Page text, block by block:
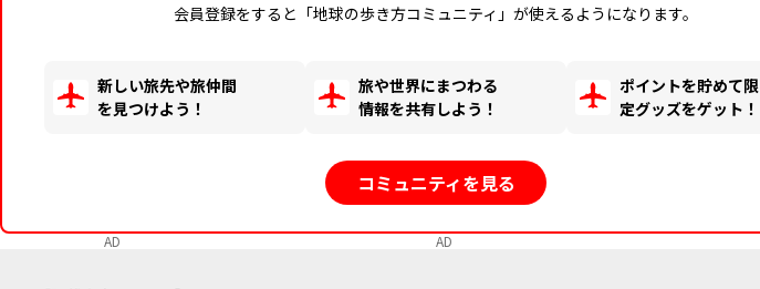
会員登録をすると「地球の歩き方コミュニティ」が使えるようになります。
新しい旅先や旅仲間
を見つけよう！
旅や世界にまつわる
情報を共有しよう！
ポイントを貯めて限
定グッズをゲット！
コミュニティを見る
AD AD